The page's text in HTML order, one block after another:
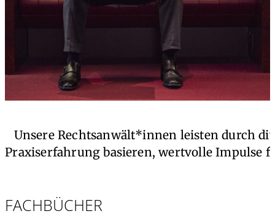
Unsere Rechtsanwält*innen leisten durch
Praxiserfahrung basieren, wertvolle Impulse
FACHBÜCHER